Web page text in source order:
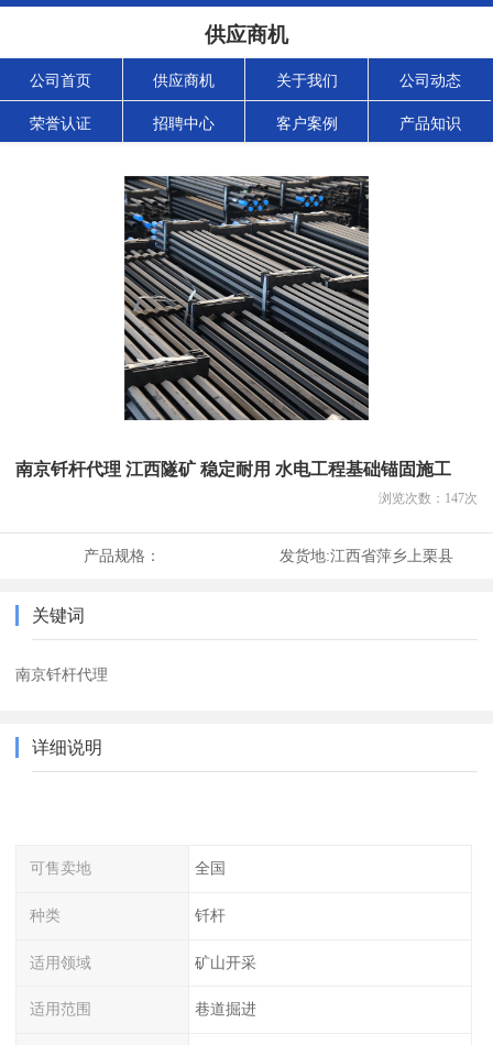
供应商机
公司首页 供应商机 关于我们 公司动态
荣誉认证 招聘中心 客户案例 产品知识
南京钎杆代理 江西隧矿 稳定耐用 水电工程基础锚固施工
浏览次数： 147次
产品规格： 发货地:江西省萍乡上栗县
关键词
南京钎杆代理
详细说明
可售卖地 全国
种类 钎杆
适用领域 矿山开采
适用范围 巷道掘进